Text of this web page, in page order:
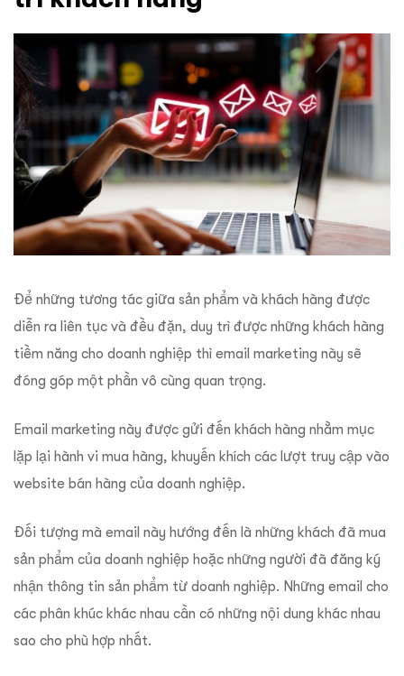
Để những tương tác giữa sản phẩm và khách hàng được
diễn ra liên tục và đều đặn, duy trì được những khách hàng
tiềm năng cho doanh nghiệp thì email marketing này sẽ
đóng góp một phần vô cùng quan trọng.
Email marketing này được gửi đến khách hàng nhằm mục
lặp lại hành vi mua hàng, khuyến khích các lượt truy cập vào
website bán hàng của doanh nghiệp.
Đối tượng mà email này hướng đến là những khách đã mua
sản phẩm của doanh nghiệp hoặc những người đã đăng ký
nhận thông tin sản phẩm từ doanh nghiệp. Những email cho
các phân khúc khác nhau cần có những nội dung khác nhau
sao cho phù hợp nhất.